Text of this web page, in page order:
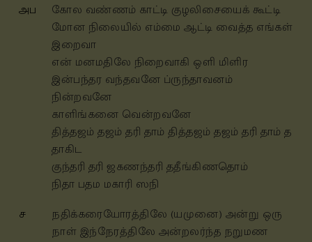
அப
கோல வண்ணம் காட்டி குழலிசையைக் கூட்டி
மோன நிலையில் எம்மை ஆட்டி வைத்த எங்கள்
இறைவா
என் மனமதிலே நிறைவாகி ஒளி மிளிர
இன்பந்தர வந்தவனே ப்ருந்தாவனம்
நின்றவனே
காளிங்கனை வென்றவனே
தித்தஜம் தஜம் தரி தாம் தித்தஜம் தஜம் தரி தாம் த
தாகிட
குந்தரி தரி ஜகணந்தரி ததீங்கிணதொம்
நிதா பதம மகாரி ஸநி
ச
நதிக்கரையோரத்திலே (யமுனை) அன்று ஒரு
நாள் இந்நேரத்திலே அன்றலர்ந்த நறுமண